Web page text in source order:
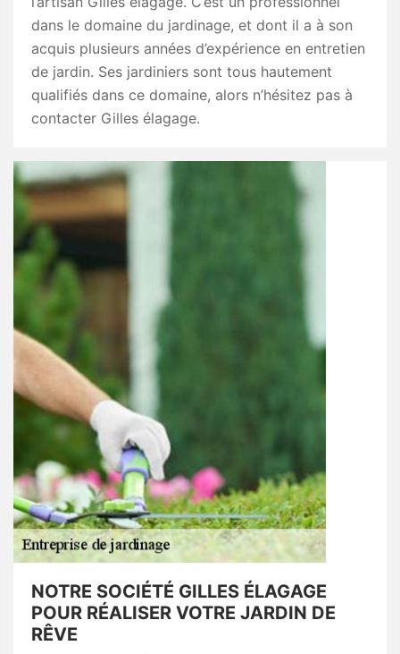
dans le domaine du jardinage, et dont il a à son
acquis plusieurs années d’expérience en entretien
de jardin. Ses jardiniers sont tous hautement
qualifiés dans ce domaine, alors n’hésitez pas à
contacter Gilles élagage.
NOTRE SOCIÉTÉ GILLES ÉLAGAGE
POUR RÉALISER VOTRE JARDIN DE
RÊVE